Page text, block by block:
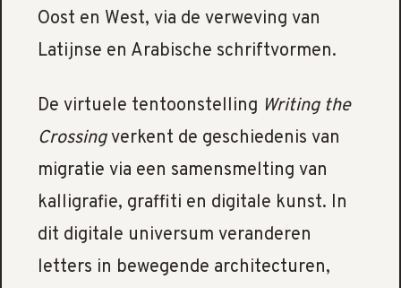
Oost en West, via de verweving van
Latijnse en Arabische schriftvormen.
De virtuele tentoonstelling Writing the
Crossingverkent de geschiedenis van
migratie via een samensmelting van
kalligrafie, graffiti en digitale kunst. In
dit digitale universum veranderen
letters in bewegende architecturen,